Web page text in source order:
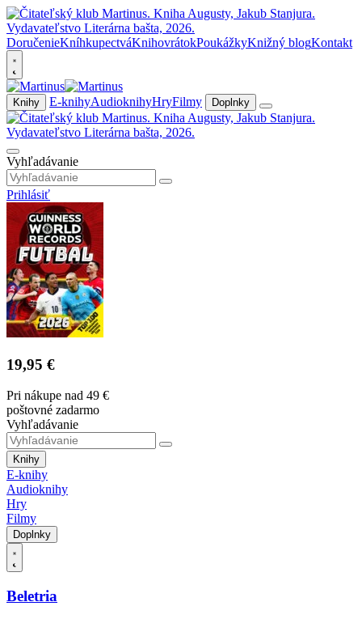
DoručenieKníhkupectváKnihovrátokPoukážkyKnižný blogKontakt
Knihy E-knihyAudioknihyHryFilmy Doplnky
Vyhľadávanie
Prihlásiť
19,95 €
Pri nákupe nad 49 €
poštovné zadarmo
Vyhľadávanie
Knihy
E-knihy
Audioknihy
Hry
Filmy
Doplnky
Beletria